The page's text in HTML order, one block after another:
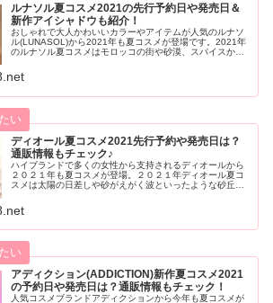
ルナソル夏コスメ2021の先行予約日や発売日＆
新作アイシャドウも紹介！
おしゃれで大人かわいいカラーやアイテムが人気のルナソ
ル(LUNASOL)から2021年も夏コスメが登場です。2021年
のルナソル夏コスメはモロッコの街や砂漠、スパイスから
力あふれるルナソル夏コスメの気になる予約日や通販情報
をご紹介します。
ディオール夏コスメ2021先行予約や発売日は？
通販情報もチェック♪
ハイブランドで多くの女性から支持されるディオールから
２０２１年も夏コスメが登場。２０２１年ディオール夏コ
スメは太陽の日差しや砂がえがく波といったような砂丘の
ご紹介します。
アディクション(ADDICTION)新作夏コスメ2021
の予約日や発売日は？通販情報もチェック！
人気コスメブランドアディクションから今年も夏コスメが